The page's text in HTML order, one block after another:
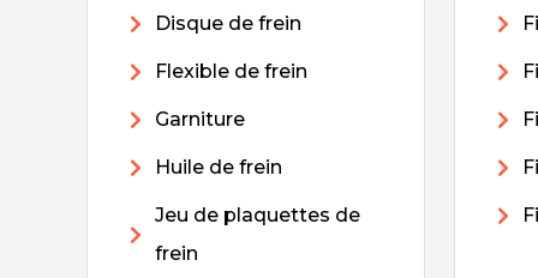
Disque de frein
Flexible de frein
Garniture
Huile de frein
Jeu de plaquettes de
frein